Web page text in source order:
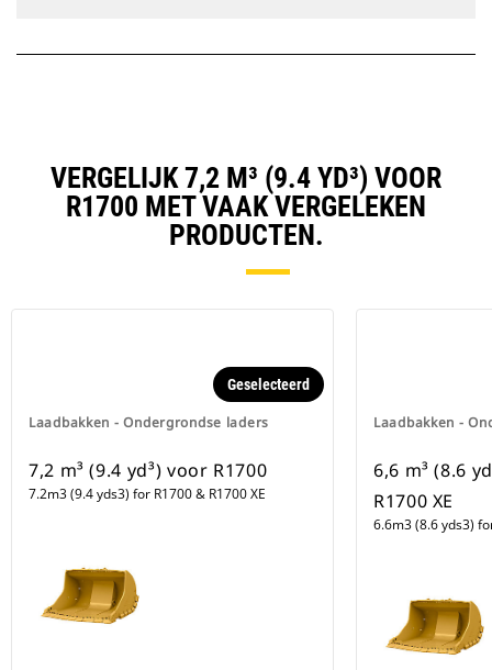
VERGELIJK 7,2 M³ (9.4 YD³) VOOR
R1700 MET VAAK VERGELEKEN
PRODUCTEN.
Laadbakken - Ondergrondse laders
Geselecteerd
7,2 m³ (9.4 yd³) voor R1700
7.2m3 (9.4 yds3) for R1700 & R1700 XE
Laadbakken -
6,6 m³ (8.6
R1700 XE
6.6m3 (8.6 yds3)